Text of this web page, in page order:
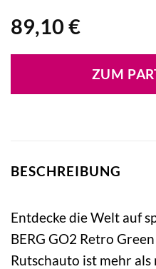
89,10 €
ZUM
BESCHREIBUNG
Entdecke die Welt auf
BERG GO2 Retro
Rutschauto ist mehr als